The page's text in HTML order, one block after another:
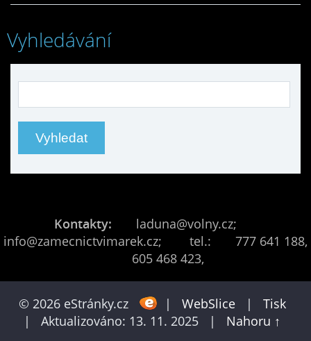
Vyhledávání
Kontakty:
laduna@volny.cz;
info@zamecnictvimarek.cz; tel.: 777 641 188,
605 468 423,
© 2026 eStránky.cz | WebSlice |
Tisk
|
Aktualizováno: 13. 11. 2025 | Nahoru ↑